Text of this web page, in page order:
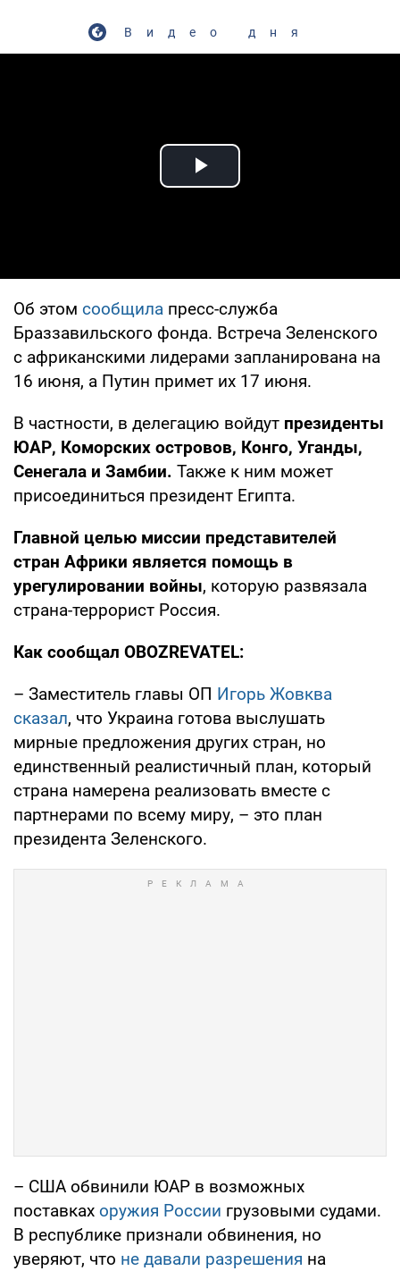
Видео дня
Play Video
Об этом сообщила пресс-служба
Браззавильского фонда. Встреча Зеленского
с африканскими лидерами запланирована на
16 июня, а Путин примет их 17 июня.
В частности, в делегацию войдут президенты
ЮАР, Коморских островов, Конго, Уганды,
Сенегала и Замбии. Также к ним может
присоединиться президент Египта.
Главной целью миссии представителей
стран Африки является помощь в
урегулировании войны, которую развязала
страна-террорист Россия.
Как сообщал OBOZREVATEL:
– Заместитель главы ОП Игорь Жовква
сказал, что Украина готова выслушать
мирные предложения других стран, но
единственный реалистичный план, который
страна намерена реализовать вместе с
партнерами по всему миру, – это план
президента Зеленского.
– США обвинили ЮАР в возможных
поставках оружия России грузовыми судами.
В республике признали обвинения, но
уверяют, что не давали разрешения на